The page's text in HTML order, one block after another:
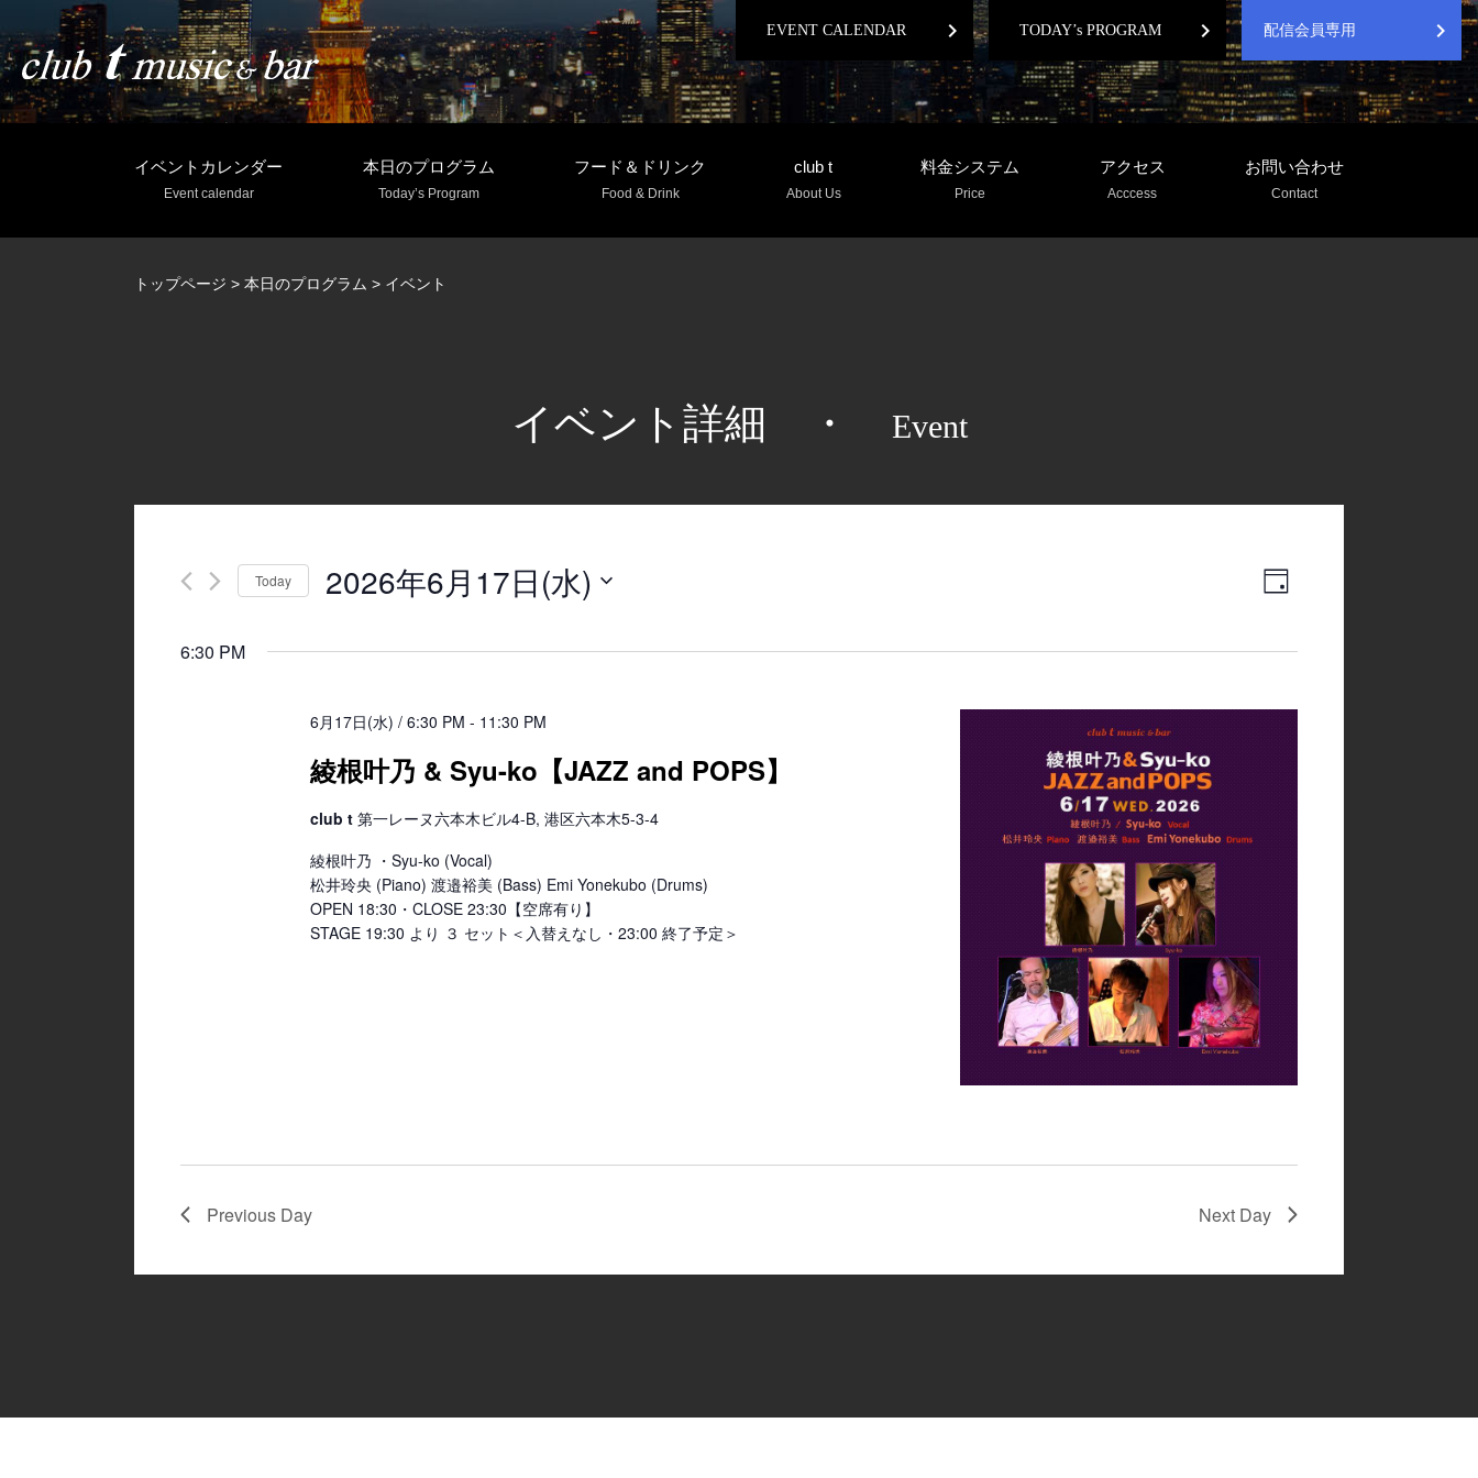
EVENT CALENDAR chevron_right TODAY’s PROGRAM chevron_right 配信会員専用 chevron_right
イベントカレンダー
Event calendar
本日のプログラム
Today’s Program
フード＆ドリンク
Food & Drink
club t
About Us
料金システム
Price
アクセス
Acccess
お問い合わせ
Contact
トップページ > 本日のプログラム > イベント
イベント詳細 ・ Event
Views
Event
日
Today 2026年6月17日(水)
6:30 PM
6月17日(水) / 6:30 PM - 11:30 PM
綾根叶乃 & Syu-ko【JAZZ and POPS】
club t第一レーヌ六本木ビル4-B, 港区六本木5-3-4
綾根叶乃 ・Syu-ko (Vocal)
松井玲央 (Piano) 渡邉裕美 (Bass) Emi Yonekubo (Drums)
OPEN 18:30・CLOSE 23:30【空席有り】
STAGE 19:30 より ３ セット＜入替えなし・23:00 終了予定＞
Previous Day Next Day